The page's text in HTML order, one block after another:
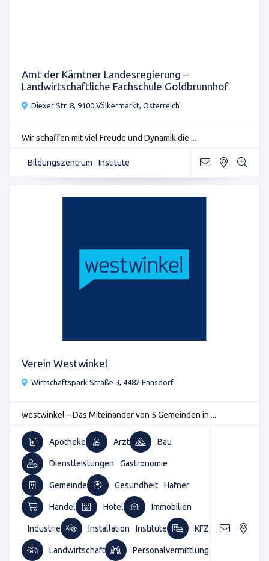
Amt der Kärntner Landesregierung –
Landwirtschaftliche Fachschule Goldbrunnhof
Diexer Str. 8, 9100 Völkermarkt, Österreich
Wir schaffen mit viel Freude und Dynamik die ...
Bildungszentrum Institute
Verein Westwinkel
Wirtschaftspark Straße 3, 4482 Ennsdorf
westwinkel – Das Miteinander von 5 Gemeinden in ...
Apotheke Arzt Bau
Dienstleistungen Gastronomie
Gemeinde Gesundheit Hafner
Handel Hotel Immobilien
Industrie Installation Institute KFZ
Landwirtschaft Personalvermittlung